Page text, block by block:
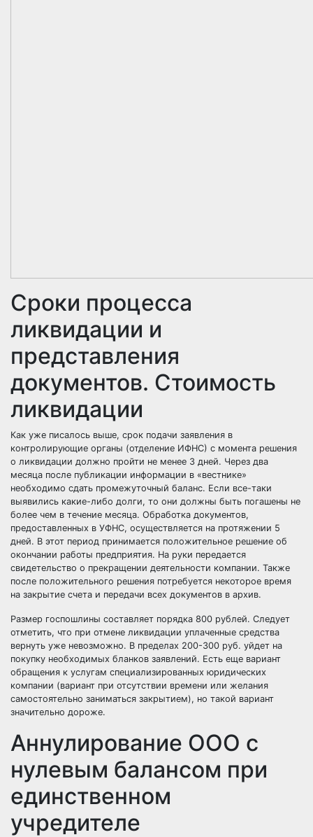
Сроки процесса
ликвидации и
представления
документов. Стоимость
ликвидации
Как уже писалось выше, срок подачи заявления в
контролирующие органы (отделение ИФНС) с момента решения
о ликвидации должно пройти не менее 3 дней. Через два
месяца после публикации информации в «вестнике»
необходимо сдать промежуточный баланс. Если все-таки
выявились какие-либо долги, то они должны быть погашены не
более чем в течение месяца. Обработка документов,
предоставленных в УФНС, осуществляется на протяжении 5
дней. В этот период принимается положительное решение об
окончании работы предприятия. На руки передается
свидетельство о прекращении деятельности компании. Также
после положительного решения потребуется некоторое время
на закрытие счета и передачи всех документов в архив.
Размер госпошлины составляет порядка 800 рублей. Следует
отметить, что при отмене ликвидации уплаченные средства
вернуть уже невозможно. В пределах 200-300 руб. уйдет на
покупку необходимых бланков заявлений. Есть еще вариант
обращения к услугам специализированных юридических
компании (вариант при отсутствии времени или желания
самостоятельно заниматься закрытием), но такой вариант
значительно дороже.
Аннулирование ООО с
нулевым балансом при
единственном
учредителе